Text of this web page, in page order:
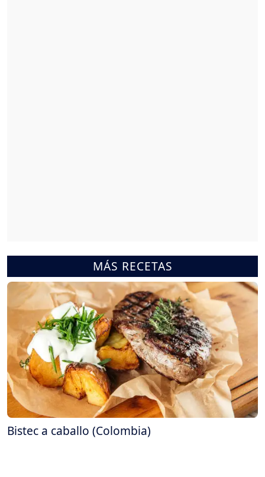
MÁS RECETAS
Bistec a caballo (Colombia)